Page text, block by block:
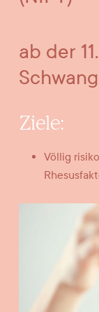
ab der 11.
Ziele:
Völlig